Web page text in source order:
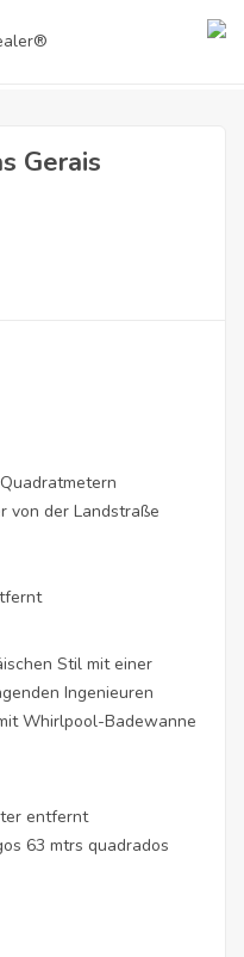
Gerais
von der Landstraße
Stil mit einer
Ingenieuren
Whirlpool-Badewanne
entfernt
63 mtrs quadrados